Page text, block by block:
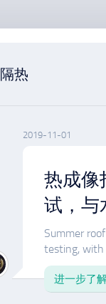
隔热
2019-11-01
热成像
试，与
Summer
testing, with
进一步了